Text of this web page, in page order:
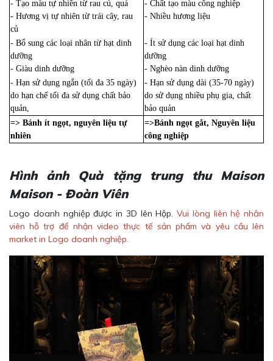
- Tạo màu tự nhiên từ rau củ, quả
- Hương vị tự nhiên từ trái cây, rau
củ
- Chất tạo màu công nghiệp
- Nhiều hương liệu
- Bổ sung các loại nhân từ hạt dinh
dưỡng
- Giàu dinh dưỡng
- Ít sử dụng các loại hạt dinh
dưỡng
- Nghèo nàn dinh dưỡng
- Hạn sử dụng ngắn (tối đa 35 ngày)
do hạn chế tối đa sử dụng chất bảo
quản,
- Hạn sử dụng dài (35-70 ngày)
do sử dụng nhiều phụ gia, chất
bảo quản
=> Bánh ít ngọt, nguyên liệu tự
nhiên
=>Bánh ngọt gắt, Nguyên liệu
công nghiệp
Hình ảnh Quà tặng trung thu Maison
Maison - Đoàn Viên
Logo doanh nghiệp được in 3D lên Hộp. Vui lòng liên hệ nhân
viên hỗ trợ để nhận video thực tế sản phẩm và yêu cầu lên
market in Logo doanh nghiệp.